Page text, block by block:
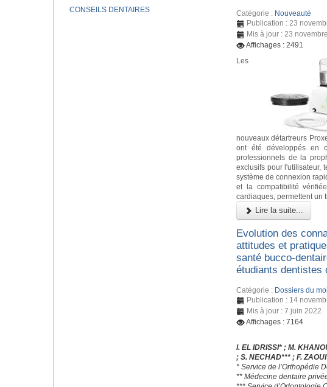
Catégorie : Nouveauté
Publication : 23
Mis à jour : 23
Affichages : 2491
Les
nouveaux détartreurs
ont été développés en
professionnels de la
exclusifs pour l'utilisateur,
système de connexion
et la compatibilité
cardiaques, permettent un
Lire la suite...
Evolution des
attitudes et
santé bucco-
étudiants dentistes
Catégorie : Dossiers du
Publication : 14
Mis à jour : 7 juin 2022
Affichages : 7164
I. EL IDRISSI* ; M.
; S. NECHAD*** ; F.
* Service de l’Orthopédie
** Médecine dentaire
CONSEILS DENTAIRES